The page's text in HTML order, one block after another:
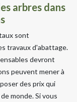
arbres dans
sont
travaux d'abattage.
devront
peuvent mener à
des prix qui
monde. Si vous